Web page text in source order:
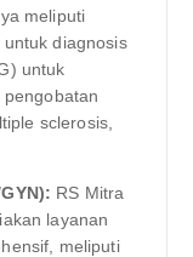
meliputi
diagnosis
untuk
sclerosis,
RS Mitra
layanan
meliputi